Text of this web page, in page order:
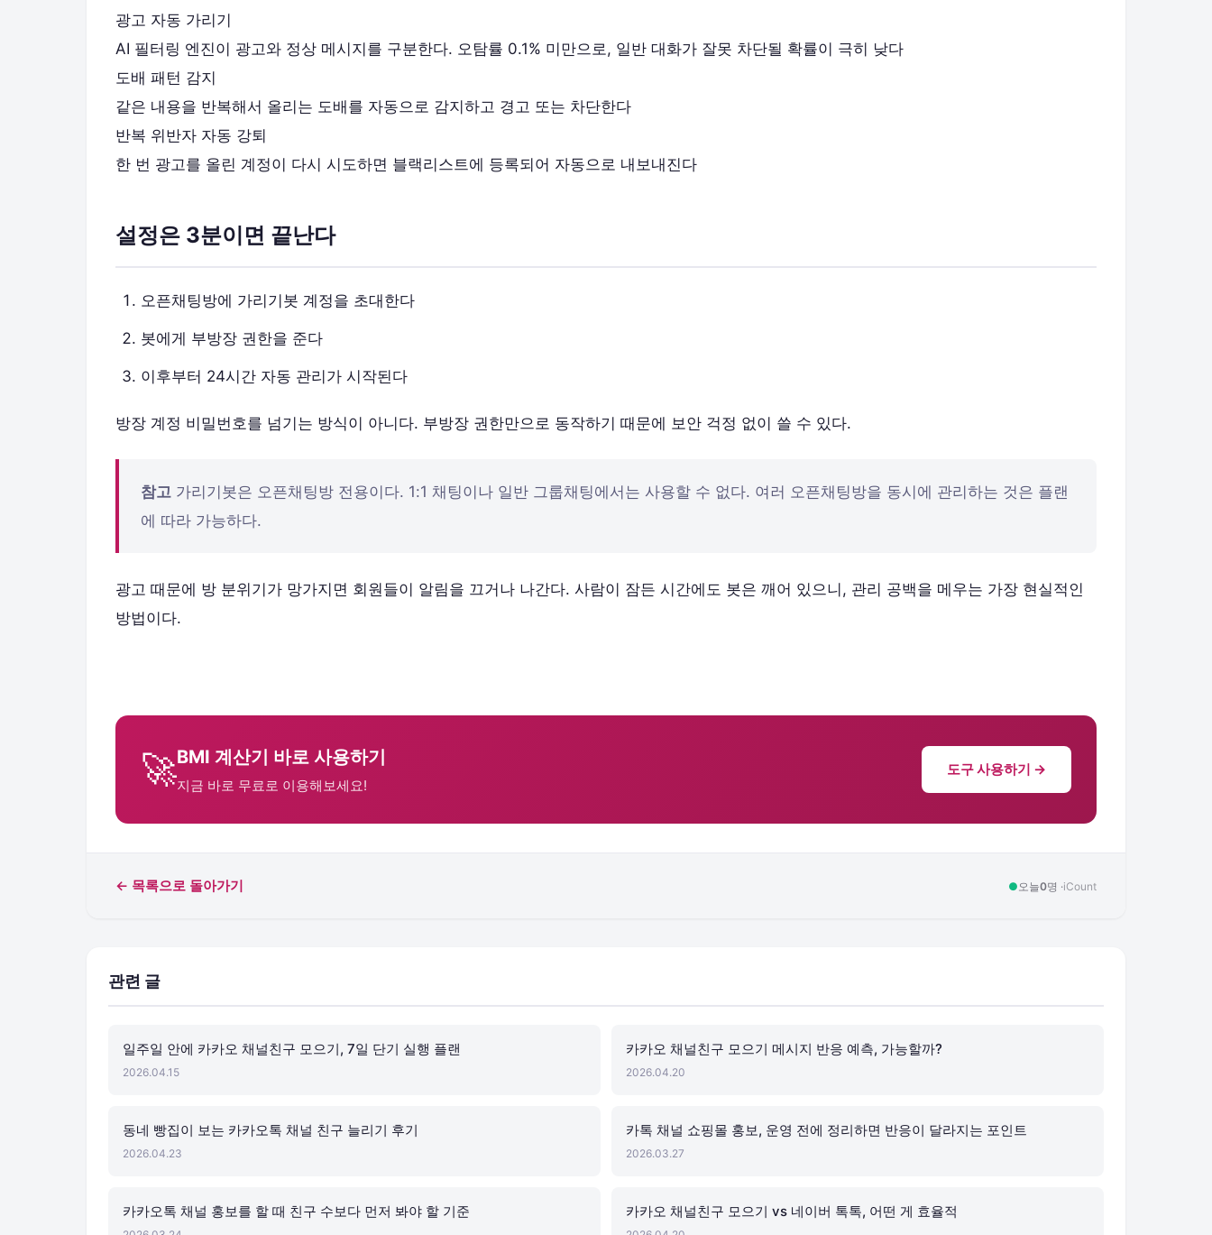
광고 자동 가리기
AI 필터링 엔진이 광고와 정상 메시지를 구분한다. 오탐률 0.1% 미만으로, 일반 대화가 잘못 차단될 확률이 극히 낮다
도배 패턴 감지
같은 내용을 반복해서 올리는 도배를 자동으로 감지하고 경고 또는 차단한다
반복 위반자 자동 강퇴
한 번 광고를 올린 계정이 다시 시도하면 블랙리스트에 등록되어 자동으로 내보내진다
설정은 3분이면 끝난다
오픈채팅방에 가리기봇 계정을 초대한다
봇에게 부방장 권한을 준다
이후부터 24시간 자동 관리가 시작된다
방장 계정 비밀번호를 넘기는 방식이 아니다. 부방장 권한만으로 동작하기 때문에 보안 걱정 없이 쓸 수 있다.
참고 가리기봇은 오픈채팅방 전용이다. 1:1 채팅이나 일반 그룹채팅에서는 사용할 수 없다. 여러 오픈채팅방을 동시에 관리하는 것은 플랜
에 따라 가능하다.
광고 때문에 방 분위기가 망가지면 회원들이 알림을 끄거나 나간다. 사람이 잠든 시간에도 봇은 깨어 있으니, 관리 공백을 메우는 가장 현실적인
방법이다.
🚀BMI 계산기 바로 사용하기
지금 바로 무료로 이용해보세요!
도구 사용하기 →
← 목록으로 돌아가기 ● 오늘0명 ·iCount
관련 글
일주일 안에 카카오 채널친구 모으기, 7일 단기 실행 플랜
2026.04.15
카카오 채널친구 모으기 메시지 반응 예측, 가능할까?
2026.04.20
동네 빵집이 보는 카카오톡 채널 친구 늘리기 후기
2026.04.23
카톡 채널 쇼핑몰 홍보, 운영 전에 정리하면 반응이 달라지는 포인트
2026.03.27
카카오톡 채널 홍보를 할 때 친구 수보다 먼저 봐야 할 기준 카카오 채널친구 모으기 vs 네이버 톡톡, 어떤 게 효율적